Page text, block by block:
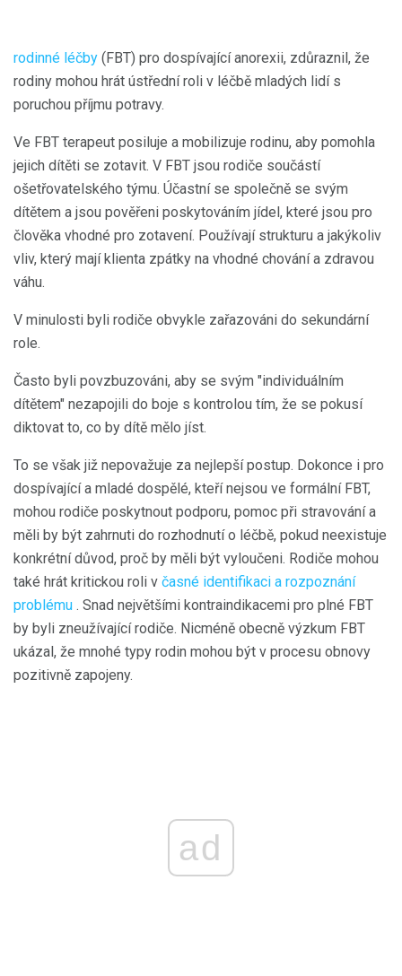
rodinné léčby (FBT) pro dospívající anorexii, zdůraznil, že
rodiny mohou hrát ústřední roli v léčbě mladých lidí s
poruchou příjmu potravy.
Ve FBT terapeut posiluje a mobilizuje rodinu, aby pomohla
jejich dítěti se zotavit. V FBT jsou rodiče součástí
ošetřovatelského týmu. Účastní se společně se svým
dítětem a jsou pověřeni poskytováním jídel, které jsou pro
člověka vhodné pro zotavení. Používají strukturu a jakýkoliv
vliv, který mají klienta zpátky na vhodné chování a zdravou
váhu.
V minulosti byli rodiče obvykle zařazováni do sekundární
role.
Často byli povzbuzováni, aby se svým "individuálním
dítětem" nezapojili do boje s kontrolou tím, že se pokusí
diktovat to, co by dítě mělo jíst.
To se však již nepovažuje za nejlepší postup. Dokonce i pro
dospívající a mladé dospělé, kteří nejsou ve formální FBT,
mohou rodiče poskytnout podporu, pomoc při stravování a
měli by být zahrnuti do rozhodnutí o léčbě, pokud neexistuje
konkrétní důvod, proč by měli být vyloučeni. Rodiče mohou
také hrát kritickou roli v časné identifikaci a rozpoznání
problému . Snad největšími kontraindikacemi pro plné FBT
by byli zneužívající rodiče. Nicméně obecně výzkum FBT
ukázal, že mnohé typy rodin mohou být v procesu obnovy
pozitivně zapojeny.
ad